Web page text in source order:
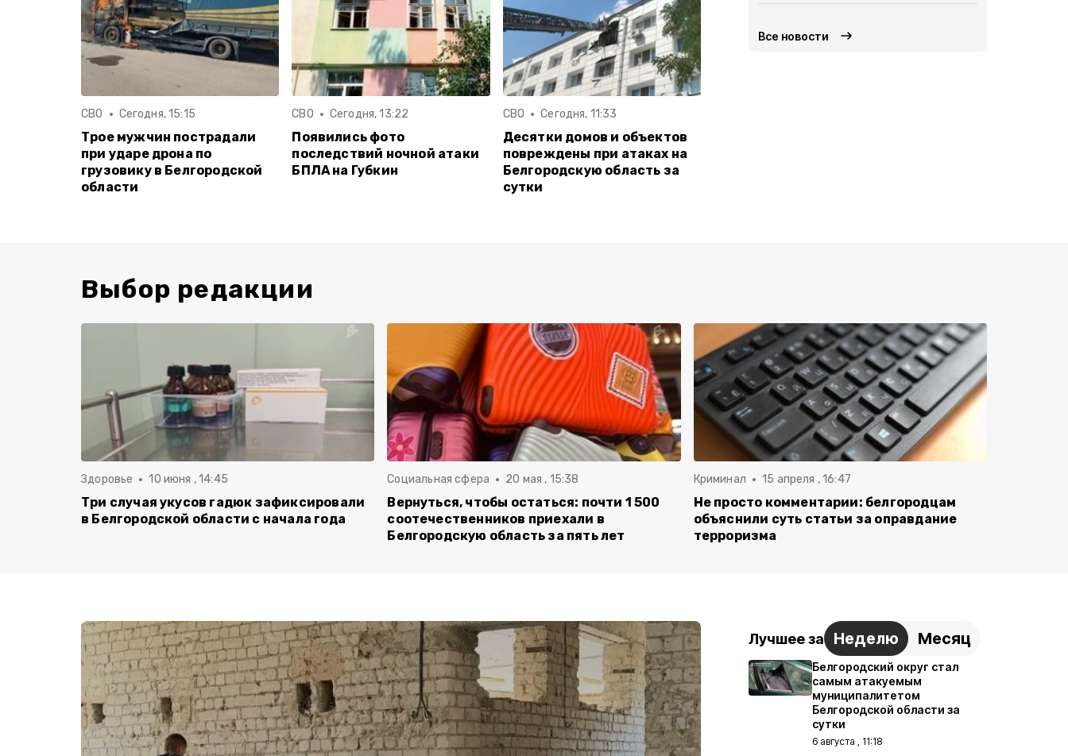
СВО Сегодня, 15:15
Трое мужчин пострадали
при ударе дрона по
грузовику в Белгородской
области
СВО Сегодня, 13:22
Появились фото
последствий ночной атаки
БПЛА на Губкин
СВО Сегодня, 11:33
Десятки домов и объектов
повреждены при атаках на
Белгородскую область за
сутки
Все новости
Выбор редакции
Здоровье 10 июня , 14:45
Три случая укусов гадюк зафиксировали
в Белгородской области с начала года
Социальная сфера 20 мая , 15:38
Вернуться, чтобы остаться: почти 1 500
соотечественников приехали в
Белгородскую область за пять лет
Криминал 15 апреля , 16:47
Не просто комментарии: белгородцам
объяснили суть статьи за оправдание
терроризма
Лучшее за Неделю Месяц
Белгородский округ стал
самым атакуемым
муниципалитетом
Белгородской области за
сутки
6 августа , 11:18